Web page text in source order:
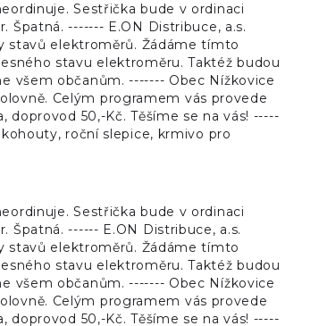
Sestřička bude v ordinaci
------- E.ON Distribuce, a.s.
stavů elektroměrů. Žádáme tímto
stavu elektroměru. Taktéž budou
všem občanům. ------- Obec Nížkovice
Celým programem vás provede
50,-Kč. Těšíme se na vás! -----
roční slepice, krmivo pro
Sestřička bude v ordinaci
------ E.ON Distribuce, a.s.
stavů elektroměrů. Žádáme tímto
stavu elektroměru. Taktéž budou
všem občanům. ------- Obec Nížkovice
Celým programem vás provede
50,-Kč. Těšíme se na vás! -----